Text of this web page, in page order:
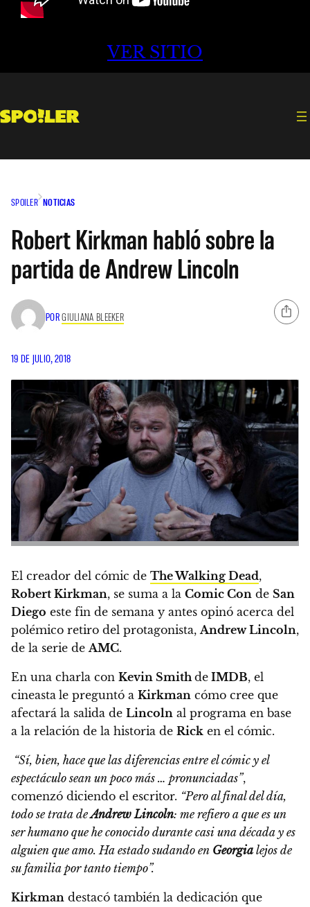
VER SITIO
SPOILER NOTICIAS
Robert Kirkman habló sobre la
partida de Andrew Lincoln
PORGIULIANA BLEEKER
19 DE JULIO, 2018
El creador del cómic de The Walking Dead,
Robert Kirkman, se suma a la Comic Con de San
Diego este fin de semana y antes opinó acerca del
polémico retiro del protagonista, Andrew Lincoln,
de la serie de AMC.
En una charla con Kevin Smith de IMDB, el
cineasta le preguntó a Kirkman cómo cree que
afectará la salida de Lincoln al programa en base
a la relación de la historia de Rick en el cómic.
“Sí, bien, hace que las diferencias entre el cómic y el
espectáculo sean un poco más … pronunciadas”,
comenzó diciendo el escritor. “Pero al final del día,
todo se trata deAndrew Lincoln: me refiero a que es un
ser humano que he conocido durante casi una década y es
alguien que amo. Ha estado sudando en Georgia lejos de
su familia por tanto tiempo”.
Kirkman destacó también la dedicación que